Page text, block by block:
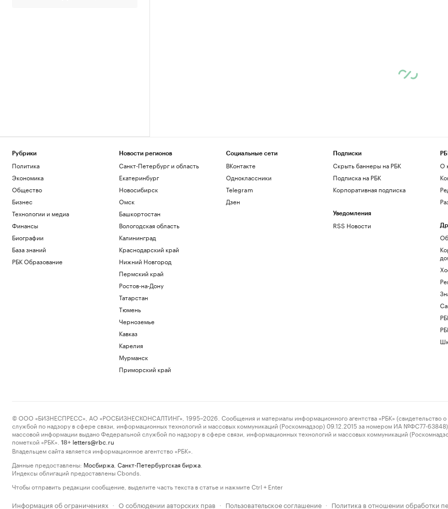
Рубрики
Политика
Экономика
Общество
Бизнес
Технологии и медиа
Финансы
Биографии
База знаний
РБК Образование
Новости регионов
Санкт-Петербург и область
Екатеринбург
Новосибирск
Омск
Башкортостан
Вологодская область
Калининград
Краснодарский край
Нижний Новгород
Пермский край
Ростов-на-Дону
Татарстан
Тюмень
Черноземье
Кавказ
Карелия
Мурманск
Приморский край
Социальные сети
ВКонтакте
Одноклассники
Telegram
Дзен
Подписки
Скрыть баннеры на РБК
Подписка на РБК
Корпоративная подписка
Уведомления
RSS Новости
О
© ООО «БИЗНЕСПРЕСС», АО «РОСБИЗНЕСКОНСАЛТИНГ», 1995–2026. Сообщения и материалы информационного агентства «РБК» (свидетельство о
службой по надзору в сфере связи, информационных технологий и массовых коммуникаций (Роскомнадзор) 09.12.2015 за номером ИА №ФС77-63848)
массовой информации выдано Федеральной службой по надзору в сфере связи, информационных технологий и массовых коммуникаций
пометкой «РБК».
18+ letters@rbc.ru
Владельцем сайта является информационное агентство «РБК».
Данные предоставлены: Мосбиржа Санкт-Петербургская биржа
Индексы облигаций предоставлены Cbonds.
Чтобы отправить редакции сообщение, выделите часть текста в статье и нажмите Ctrl + Enter
Информация об ограничениях · О соблюдении авторских прав · Пользовательское соглашение · Политика в отношении обработки